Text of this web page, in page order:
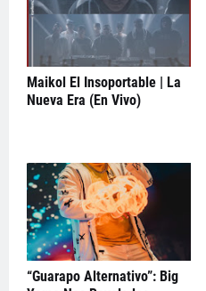
Maikol El Insoportable | La
Nueva Era (En Vivo)
“Guarapo Alternativo”: Big